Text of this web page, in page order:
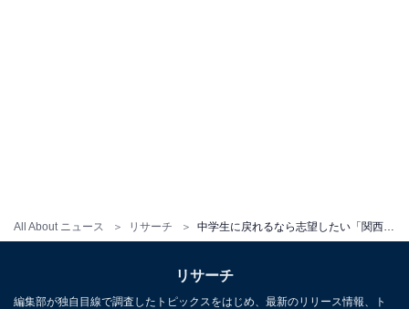
All About ニュース リサーチ 中学生に戻れるなら志望したい「関西の進学校」ランキング！ ダントツ1位「灘高等学校」、続く2位は？
リサーチ
編集部が独自目線で調査したトピックスをはじめ、最新のリリース情報、ト